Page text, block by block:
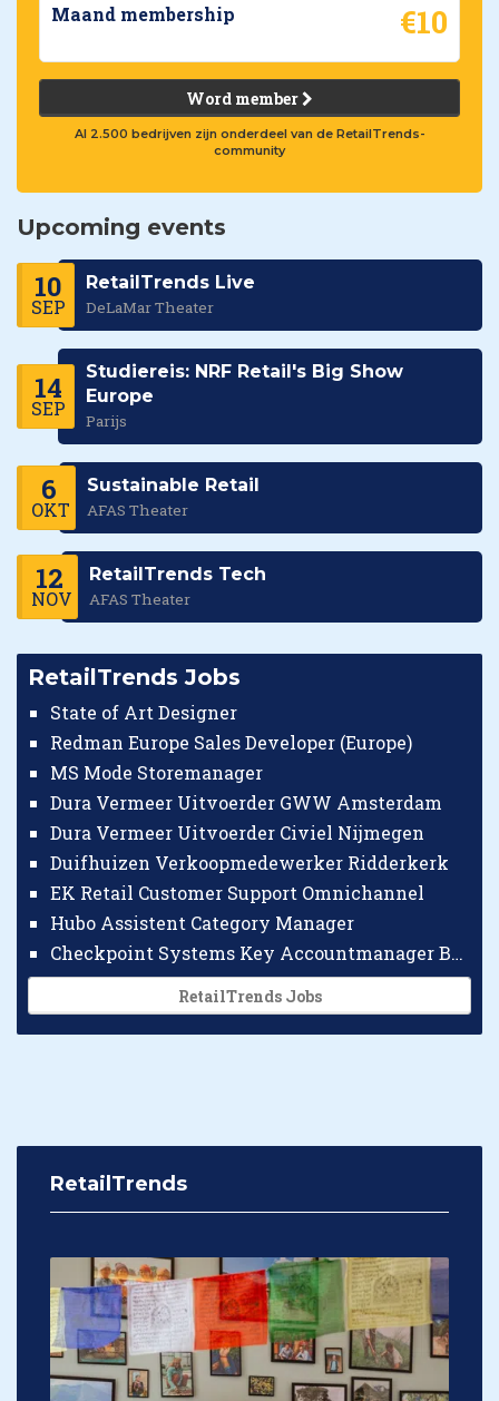
Maand membership €10
Word member
Al 2.500 bedrijven zijn onderdeel van de RetailTrends-
community
Upcoming events
10
SEP
RetailTrends Live
DeLaMar Theater
14
SEP
Studiereis: NRF Retail's Big Show
Europe
Parijs
6
OKT
Sustainable Retail
AFAS Theater
12
NOV
RetailTrends Tech
AFAS Theater
RetailTrends Jobs
State of Art Designer
Redman Europe Sales Developer (Europe)
MS Mode Storemanager
Dura Vermeer Uitvoerder GWW Amsterdam
Dura Vermeer Uitvoerder Civiel Nijmegen
Duifhuizen Verkoopmedewerker Ridderkerk
EK Retail Customer Support Omnichannel
Hubo Assistent Category Manager
Checkpoint Systems Key Accountmanager Benelux
RetailTrends Jobs
RetailTrends